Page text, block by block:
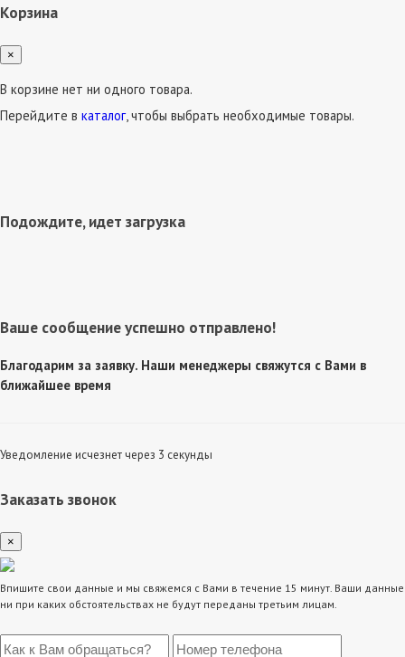
Корзина
×
В корзине нет ни одного товара.
Перейдите в каталог, чтобы выбрать необходимые товары.
Подождите, идет загрузка
Ваше сообщение успешно отправлено!
Благодарим за заявку. Наши менеджеры свяжутся с Вами в
ближайшее время
Уведомление исчезнет через 3 секунды
Заказать звонок
×
Впишите свои данные и мы свяжемся с Вами в течение 15 минут. Ваши данные
ни при каких обстоятельствах не будут переданы третьим лицам.